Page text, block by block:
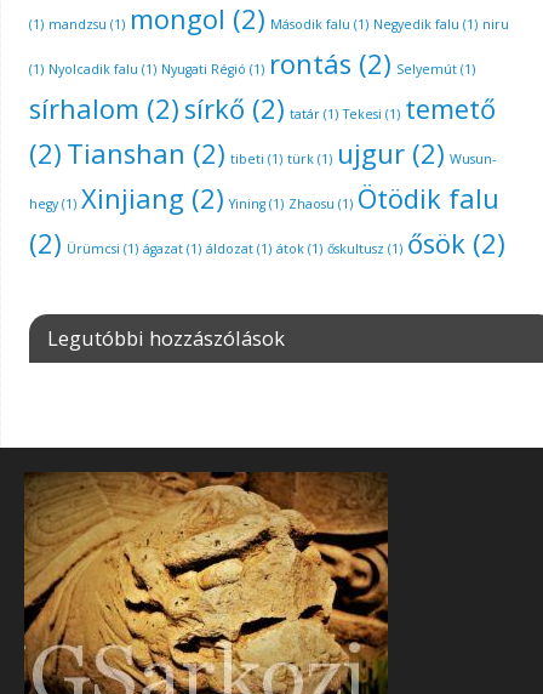
(1) mandzsu (1) mongol (2) Második falu (1) Negyedik falu (1) niru
(1) Nyolcadik falu (1) Nyugati Régió (1) rontás (2) Selyemút(1)
sírhalom (2) sírkő (2) tatár(1) Tekesi (1) temető
(2) Tianshan (2) tibeti (1) türk(1) ujgur(2) Wusun-
hegy(1) Xinjiang (2) Yining(1) Zhaosu (1) Ötödik falu
(2) Ürümcsi (1) ágazat(1) áldozat(1) átok(1) őskultusz (1) ősök(2)
Legutóbbi hozzászólások